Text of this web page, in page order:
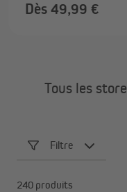
Dès 49,99 €
Tous les
Filtre
240 produits